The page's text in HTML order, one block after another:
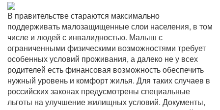
В правительстве стараются максимально
поддерживать малозащищенные слои населения, в том
числе и людей с инвалидностью. Малыш с
ограниченными физическими возможностями требует
особенных условий проживания, а далеко не у всех
родителей есть финансовая возможность обеспечить
нужный уровень и комфорт жилья. Для таких случаев в
российских законах предусмотрены специальные
льготы на улучшение жилищных условий. Документы,